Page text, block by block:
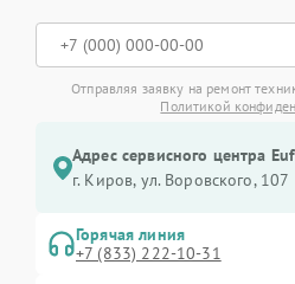
Отправляя заявку на ремонт
Политикой
Адрес сервисного центра
г. Киров, ул. Воровского, 107
Горячая линия
+7 (833) 222-10-31